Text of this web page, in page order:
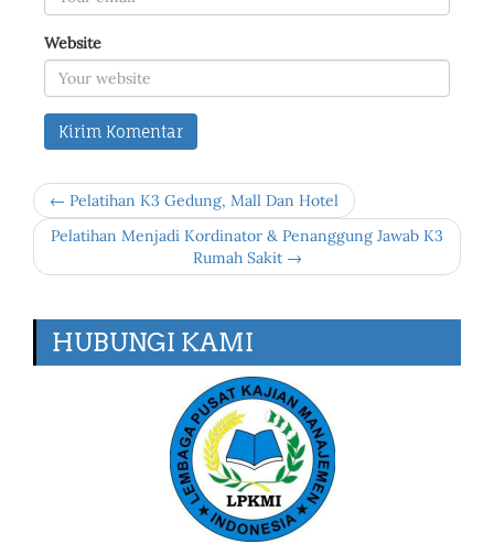
Website
← Pelatihan K3 Gedung, Mall Dan Hotel
Pelatihan Menjadi Kordinator & Penanggung Jawab K3
Rumah Sakit →
HUBUNGI KAMI